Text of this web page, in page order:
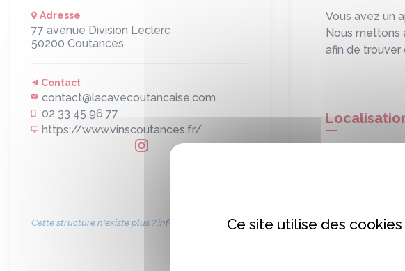
Adresse
77 avenue Division Leclerc
50200 Coutances
Contact
contact@lacavecoutancaise.com
02 33 45 96 77
https://www.vinscoutances.fr/
Cette structure n'existe plus ? informez-nous !
Vous avez un
Nous mettons
afin de trouver
Ce site utilise des